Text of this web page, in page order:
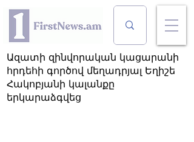
Ազատի զինվորական կացարանի
հրդեհի գործով մեղադրյալ Եղիշե
Հակոբյանի կալանքը
երկարաձգվեց